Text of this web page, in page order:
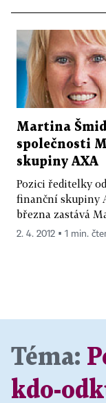
Martina
společnosti
skupiny AXA
Pozici ředitelky
finanční skupiny
března zastává
2. 4. 2012 ▪ 1 min.
Téma:
kdo-